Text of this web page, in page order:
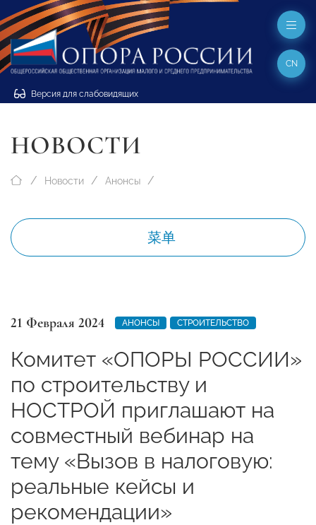
Версия для слабовидящих
CN
НОВОСТИ
Новости Анонсы
菜单
21 Февраля 2024 АНОНСЫ СТРОИТЕЛЬСТВО
Комитет «ОПОРЫ РОССИИ»
по строительству и
НОСТРОЙ приглашают на
совместный вебинар на
тему «Вызов в налоговую:
реальные кейсы и
рекомендации»